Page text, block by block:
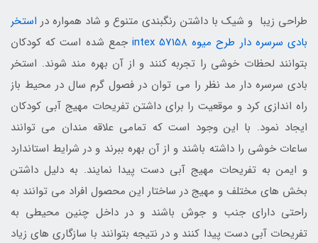
طراحی زیبا و شیک با داشتن رنگبندی متنوع و شاد همواره در استخر
بادی سرسره دار طرح میوه intex 57158
جمع شده است که کودکان
بتوانند لحظات خوشی را تجربه کنند و از آن بهره مند شوند. استخر
بادی سرسره دار مد نظر را می توان در فصول گرم سال در محیط باز
راه اندازی کرد و موقعیت را برای داشتن تفریحات مهیج آبی کودکان
ایجاد نمود. با این وجود است که تمامی علاقه مندان می توانند
ساعات خوشی را داشته باشند و از آن بهره ببرند و در شرایط استاندارد
و ایمن به تفریحات مهیج آبی دست پیدا نمایند. به دلیل داشتن
بخش های مختلف و مهیج در ساختار این محصول افراد می توانند به
راحتی دارای جنب و جوش باشند و در داخل چنین محیطی به
تفریحات آبی دست پیدا کنند و در نتیجه بتوانند با سازگاری های زیاد